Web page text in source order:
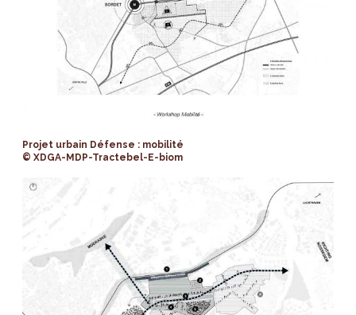
Projet urbain Défense : mobilité
© XDGA-MDP-Tractebel-E-biom